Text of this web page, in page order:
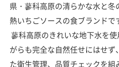
県・蓼科高原の清らかな水と
熱いちごソースの食ブランドで
蓼科高原のきれいな地下水を
がらも完全な自然任せにはせ
た衛生管理、品質チェックを